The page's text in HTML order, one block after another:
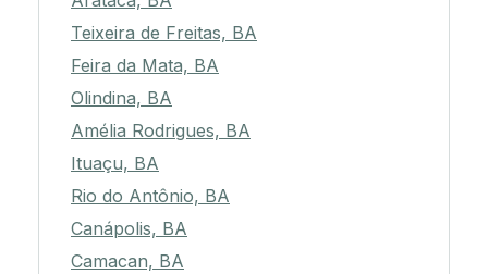
Teixeira de Freitas, BA
Feira da Mata, BA
Olindina, BA
Amélia Rodrigues, BA
Ituaçu, BA
Rio do Antônio, BA
Canápolis, BA
Camacan, BA